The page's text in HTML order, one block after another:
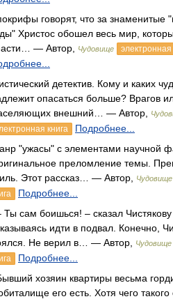
говорят, что за знаменитые
Христос обошел весь мир,
— Автор,
Чудовище электронная
детектив. Кому и каких
опасаться больше? Врагов
внешний… — Автор,
книга Подробнее...
"ужасы" с элементами научной
преломление темы.
Этот рассказ… — Автор,
Чудовище
Подробнее...
Ты сам боишься! – сказал Чистякову
идти в подвал. Конечно,
Не верил в… — Автор,
Чудовище
Подробнее...
хозяин квартиры весьма
его есть. Хотя чего